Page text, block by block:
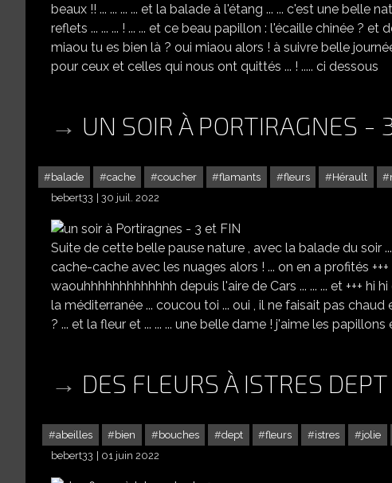
beaux !! ... ... ... ... et la balade à l'étang ... ... c'est une
reflets ... ... ... ! ... ... et ce beau papillon : l'écaille chinée ? et
miaou tu es bien là ? oui miaou alors ! à suivre belle
pour ceux et celles qui nous ont quittés ... ! ..... ci dessous
UN SOIR À PORTIRAGNES -
balade cache coucher flamants fleurs Hérault
bebert33
30 juil. 2022
Suite de cette belle pause nature , avec la balade du soir
cache-cache avec les nuages alors ! ... on en a profités
waouhhhhhhhhhhhhh depuis l'aire de Cars ... ... ... et +++ hi
la méditerranée ... coucou toi ... oui , il ne faisait pas
? ... et la fleur et ... ... ... une belle dame ! j'aime les
DES FLEURS À ISTRES
abeilles bien bouches dept fleurs istres jolie
bebert33
01 juin 2022